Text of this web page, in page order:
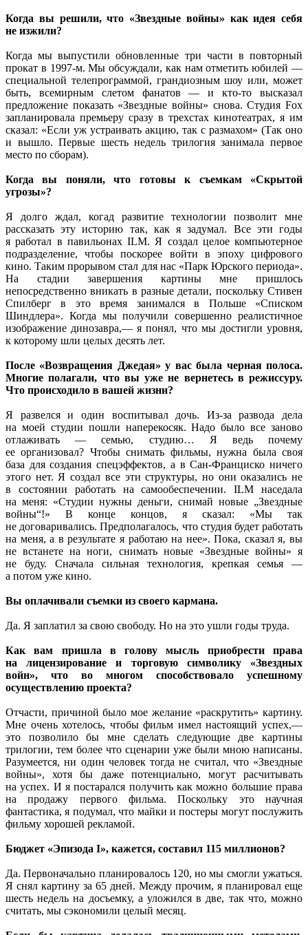
Когда вы решили,что «Звездные войны» как идея себя
не изжили?
Когдамы выпустили обновленные три части в повторный
прокат в 1997-м.Мы обсуждали, как нам отметитьюбилей —
специальной телепрограммой, грандиозным шоу или, может
быть, всемирным слетом фанатов — и кто-то высказал
предложение показать «Звездные войны» снова. Студия Fox
запланировала премьеру сразу в трехстах кинотеатрах, я им
сказал: «Если уж устраивать акцию, так с размахом» (Так оно
и вышло. Первые шесть недель трилогия занимала первое
место по сборам).
Когдавы поняли,что готовык съемкам«Скрытой
угрозы»?
Я долго ждал, когад развитие технологии позволит мне
рассказать эту историю так, какя задумал. Все эти годы
я работал в павильонахILM. Я создалцелое компьютерное
подразделение, чтобы поскорее войти в эпохуцифрового
кино. Таким прорывом стал для нас «Парк Юрского периода».
На стадии завершения картины мне пришлось
непосредственно вникать в разные детали, поскольку Стивен
Спилбергв этовремя занималсяв Польше«Списком
Шиндлера». Когда мы получили совершенно реалистичное
изображение динозавра,— я понял, что мы достигли уровня,
к которому шли целых десять лет.
После «Возвращения Джедая»у васбыла черная полоса.
Многие полагали, что вы уже не вернетесь в режиссуру.
Что происходило в вашей жизни?
Я развелсяи один воспитывал дочь. Из-за развода дела
на моей студии пошли наперекосяк.Надо было все заново
отлаживать — семью, студию… Я ведьпочему
ее организовал? Чтобы снимать фильмы, нужна была своя
база для создания спецэффектов, а в Сан-Франциско ничего
этого нет. Я создал все эти структуры, но они оказались не
в состоянии работать на самообеспечении.
ILM наседала
на меня: «Студии нужны деньги, снимай новые „Звездные
войны“!» В конце концов, я сказал: «Мы так
не договаривались. Предполагалось, что студия будет работать
на меня, а в результате я работаю на нее». Пока, сказал я, вы
не встанете на ноги, снимать новые «Звездные войны» я
не буду. Сначала сильная технология, крепкая семья —
а потом уже кино.
Вы оплачивали съемки из своего кармана.
Да. Я заплатил за свою свободу. Но на это ушли годы труда.
Как вам пришла в голову мысль приобрести права
на лицензирование
и торговуюсимволику «Звездных
войн», что во многом способствовало успешному
осуществлению проекта?
Отчасти, причиной было мое желание «раскрутить» картину.
Мне оченьхотелось, чтобы фильм имел настоящийуспех,—
это позволило бы мне сделать следующие две картины
трилогии, тем более что сценарии уже были мною написаны.
Разумеется,ни один человек тогдане считал, что «Звездные
войны»,хотя бы даже потенциально, могут расчитывать
на успех. И я постарался получить как можно большие права
на продажу первого фильма. Поскольку это научная
фантастика,я подумал, что майки и постеры могут послужить
фильму хорошей рекламой.
Бюджет «Эпизода I», кажется, составил 115 миллионов?
Да. Первоначально планировалось 120, номы смогли ужаться.
Я снял картину за 65 дней. Между прочим, я планировал еще
шесть недельна досъемку, а уложился в две, так что, можно
считать, мы сэкономили целый месяц.